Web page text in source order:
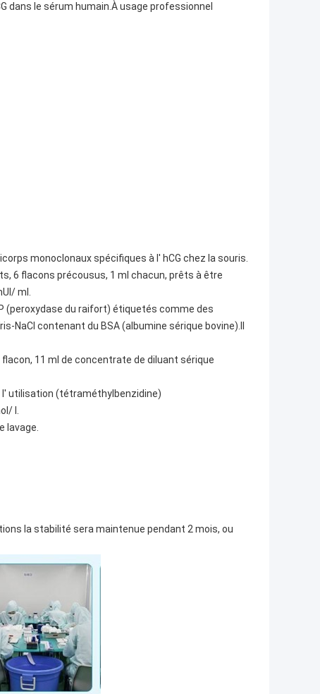
dans le sérum humain.À usage professionnel
monoclonaux spécifiques à l' hCG chez la souris.
6 flacons précousus, 1 ml chacun, prêts à être
ml.
(peroxydase du raifort) étiquetés comme des
NaCl contenant du BSA (albumine sérique bovine).Il
flacon, 11 ml de concentrate de diluant sérique
l' utilisation (tétraméthylbenzidine)
l.
lavage.
la stabilité sera maintenue pendant 2 mois, ou